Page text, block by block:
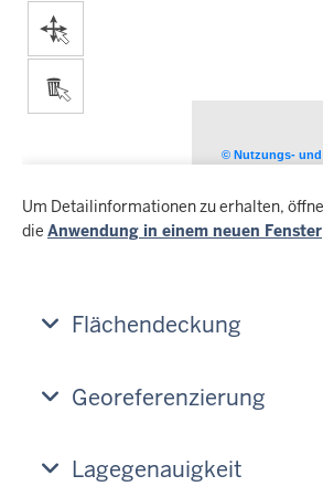
Um Detailinformationen zu erhalten,
die Anwendung in einem neuen Fenster
Flächendeckung
Georeferenzierung
Lagegenauigkeit